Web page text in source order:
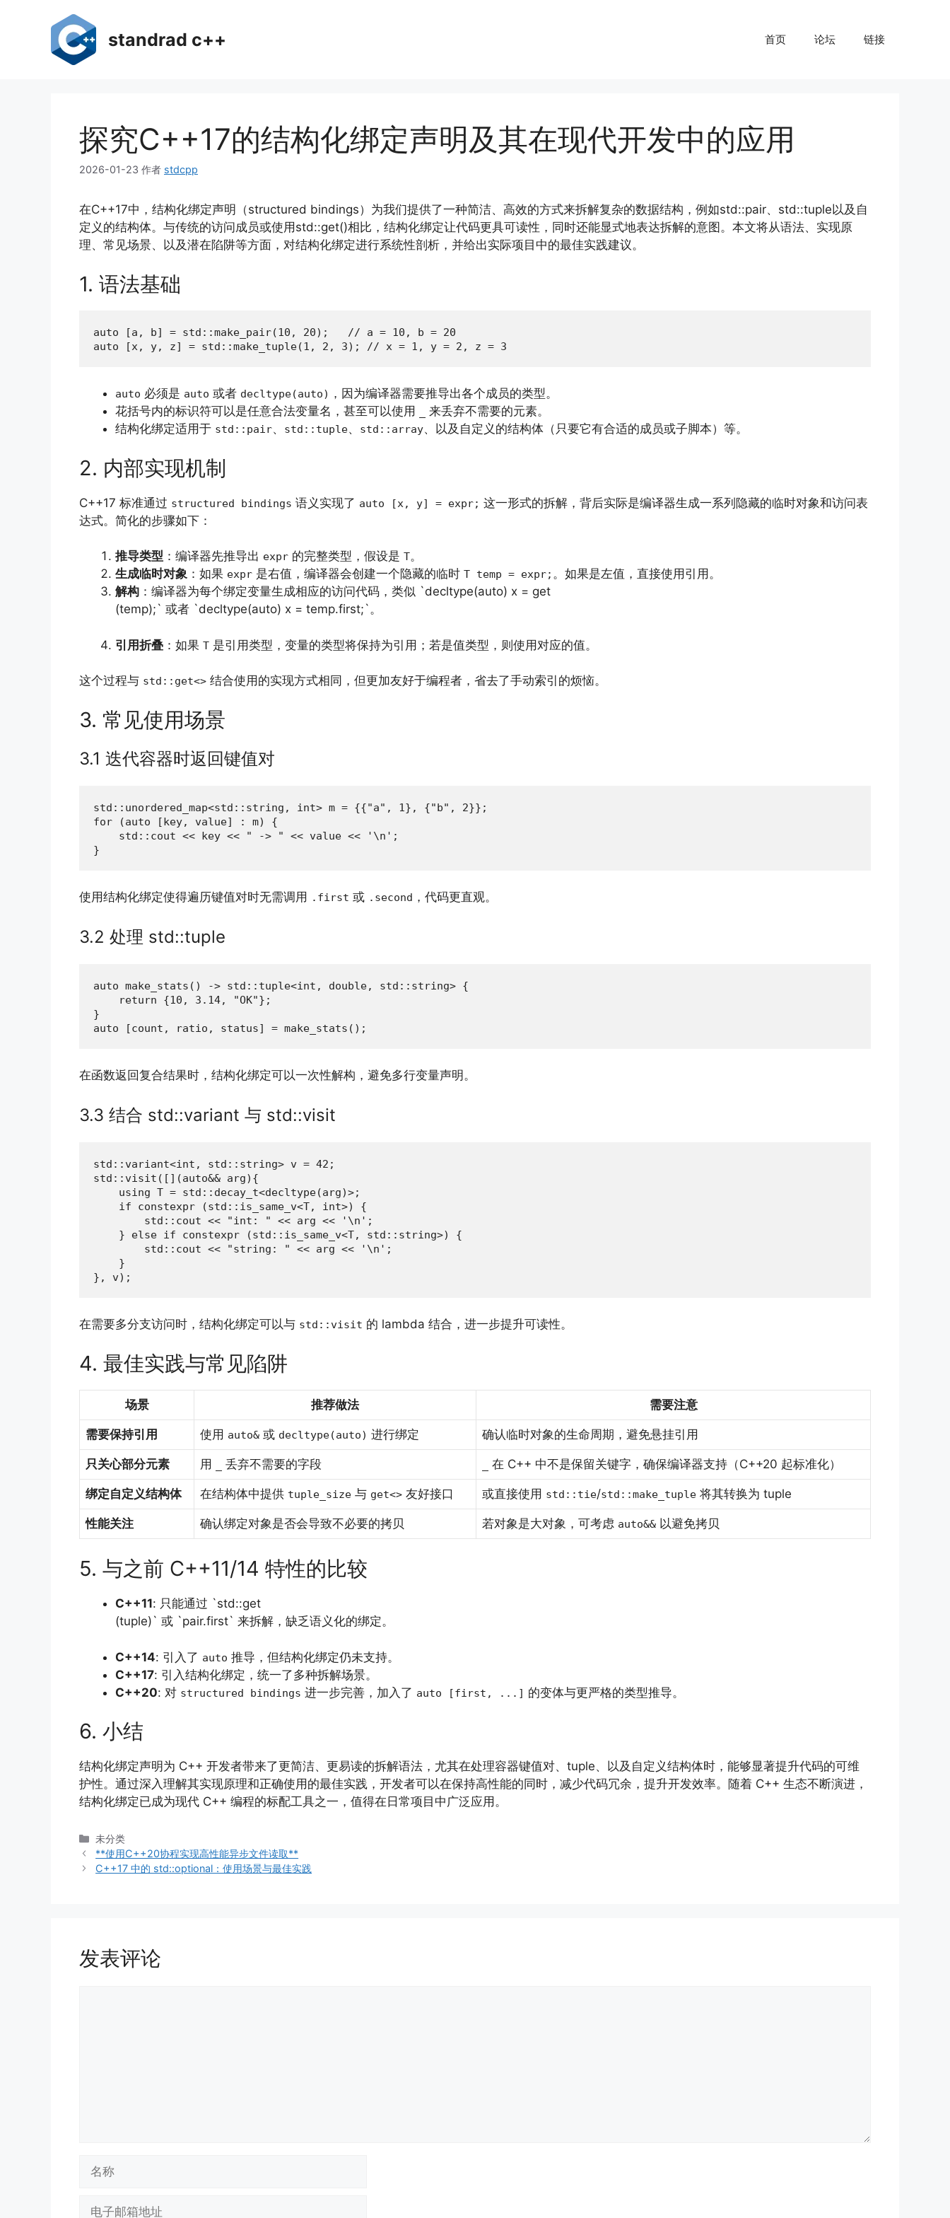
standrad c++ 首页 论坛 链接
探究C++17的结构化绑定声明及其在现代开发中的应用
2026-01-23 作者 stdcpp
在C++17中，结构化绑定声明（structured bindings）为我们提供了一种简洁、高效的方式来拆解复杂的数据结构，例如std::pair、std::tuple以及自
定义的结构体。与传统的访问成员或使用std::get()相比，结构化绑定让代码更具可读性，同时还能显式地表达拆解的意图。本文将从语法、实现原
理、常见场景、以及潜在陷阱等方面，对结构化绑定进行系统性剖析，并给出实际项目中的最佳实践建议。
1. 语法基础
auto [a, b] = std::make_pair(10, 20);   // a = 10, b = 20
auto [x, y, z] = std::make_tuple(1, 2, 3); // x = 1, y = 2, z = 3
auto 必须是 auto 或者 decltype(auto) ，因为编译器需要推导出各个成员的类型。
花括号内的标识符可以是任意合法变量名，甚至可以使用
来丢弃不需要的元素。
结构化绑定适用于 std::pair、 std::tuple、 std::array、以及自定义的结构体（只要它有合适的成员或子脚本）等。
2. 内部实现机制
C++17 标准通过 structured bindings 语义实现了 auto [x, y] = expr; 这一形式的拆解，背后实际是编译器生成一系列隐藏的临时对象和访问表
达式。简化的步骤如下：
推导类型 ：编译器先推导出 expr 的完整类型，假设是 T。
生成临时对象 ：如果 expr 是右值，编译器会创建一个隐藏的临时 T temp = expr; 。如果是左值，直接使用引用。
解构 ：编译器为每个绑定变量生成相应的访问代码，类似 `decltype(auto) x = get
(temp);` 或者 `decltype(auto) x = temp.first;`。
引用折叠 ：如果 T 是引用类型，变量的类型将保持为引用；若是值类型，则使用对应的值。
这个过程与 std::get<> 结合使用的实现方式相同，但更加友好于编程者，省去了手动索引的烦恼。
3. 常见使用场景
3.1 迭代容器时返回键值对
std::unordered_map<std::string, int> m = {{"a", 1}, {"b", 2}};
for (auto [key, value] : m) {
    std::cout << key << " -> " << value << '\n';
}
使用结构化绑定使得遍历键值对时无需调用 .first 或 .second ，代码更直观。
3.2 处理 std::tuple
auto make_stats() -> std::tuple<int, double, std::string> {
    return {10, 3.14, "OK"};
}
auto [count, ratio, status] = make_stats();
在函数返回复合结果时，结构化绑定可以一次性解构，避免多行变量声明。
3.3 结合 std::variant 与 std::visit
std::variant<int, std::string> v = 42;
std::visit([](auto&& arg){
    using T = std::decay_t<decltype(arg)>;
    if constexpr (std::is_same_v<T, int>) {
        std::cout << "int: " << arg << '\n';
    } else if constexpr (std::is_same_v<T, std::string>) {
        std::cout << "string: " << arg << '\n';
    }
}, v);
在需要多分支访问时，结构化绑定可以与 std::visit 的 lambda 结合，进一步提升可读性。
4. 最佳实践与常见陷阱
场景 推荐做法 需要注意
需要保持引用 使用 auto& 或 decltype(auto) 进行绑定 确认临时对象的生命周期，避免悬挂引用
只关心部分元素 用 丢弃不需要的字段 在 C++ 中不是保留关键字，确保编译器支持（C++20 起标准化）
绑定自定义结构体 在结构体中提供 tuple_size 与 get<> 友好接口 或直接使用 std::tie/std::make_tuple 将其转换为 tuple
性能关注 确认绑定对象是否会导致不必要的拷贝 若对象是大对象，可考虑 auto&& 以避免拷贝
5. 与之前 C++11/14 特性的比较
C++11: 只能通过 `std::get
(tuple)` 或 `pair.first` 来拆解，缺乏语义化的绑定。
C++14: 引入了 auto 推导，但结构化绑定仍未支持。
C++17: 引入结构化绑定，统一了多种拆解场景。
C++20: 对 structured bindings 进一步完善，加入了 auto [first, ...] 的变体与更严格的类型推导。
6. 小结
结构化绑定声明为 C++ 开发者带来了更简洁、更易读的拆解语法，尤其在处理容器键值对、tuple、以及自定义结构体时，能够显著提升代码的可维
护性。通过深入理解其实现原理和正确使用的最佳实践，开发者可以在保持高性能的同时，减少代码冗余，提升开发效率。随着 C++ 生态不断演进，
结构化绑定已成为现代 C++ 编程的标配工具之一，值得在日常项目中广泛应用。
分
类
未分类
**使用C++20协程实现高性能异步文件读取**
C++17 中的 std::optional：使用场景与最佳实践
发表评论